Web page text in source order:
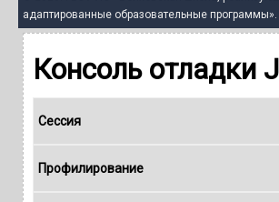
адаптированные образовательные программы».
Консоль отладки
Сессия
Профилирование